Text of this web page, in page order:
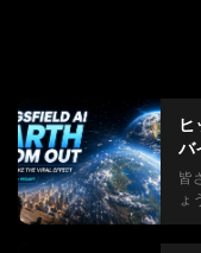
ヒ
バ
皆
ょ
を
い